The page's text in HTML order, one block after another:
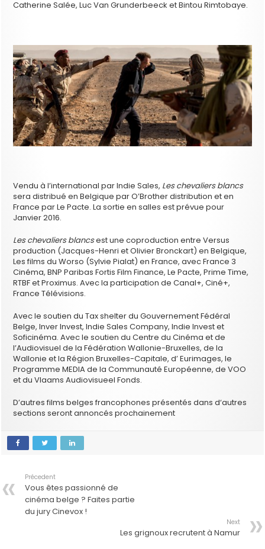
Catherine Salée, Luc Van Grunderbeeck et Bintou Rimtobaye.
Vendu à l’international par Indie Sales, Les chevaliers blancs
sera distribué en Belgique par O’Brother distribution et en
France par Le Pacte. La sortie en salles est prévue pour
Janvier 2016.
Les chevaliers blancsest une coproduction entre Versus
production (Jacques-Henri et Olivier Bronckart) en Belgique,
Les films du Worso (Sylvie Pialat) en France, avec France 3
Cinéma, BNP Paribas Fortis Film Finance, Le Pacte, Prime Time,
RTBF et Proximus. Avec la participation de Canal+, Ciné+,
France Télévisions.
Avec le soutien du Tax shelter du Gouvernement Fédéral
Belge, Inver Invest, Indie Sales Company, Indie Invest et
Soficinéma. Avec le soutien du Centre du Cinéma et de
l’Audiovisuel de la Fédération Wallonie-Bruxelles, de la
Wallonie et la Région Bruxelles-Capitale, d’ Eurimages, le
Programme MEDIA de la Communauté Européenne, de VOO
et du Vlaams Audiovisueel Fonds.
D’autres films belges francophones présentés dans d‘autres
sections seront annoncés prochainement
Précedent
Vous êtes passionné de
cinéma belge ? Faites partie
du jury Cinevox !
Next
Les grignoux recrutent à Namur